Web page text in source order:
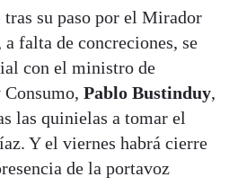
su paso por el Mirador
falta de concreciones, se
con el ministro de
Pablo Bustinduy,
las quinielas a tomar el
Y el viernes habrá cierre
de la portavoz